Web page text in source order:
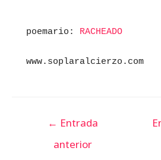
poemario: RACHEADO
Navegación
← Entrada
anterior